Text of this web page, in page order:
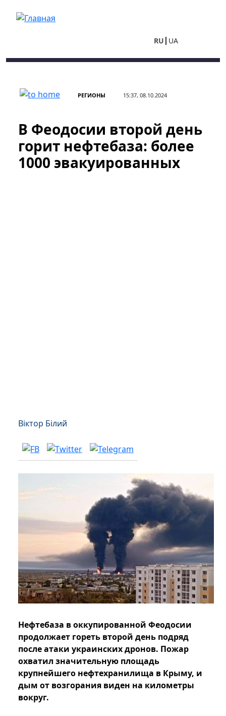
RU UA
РЕГИОНЫ 15:37, 08.10.2024
В Феодосии второй день
горит нефтебаза: более
1000 эвакуированных
Віктор Білий
Нефтебаза в оккупированной Феодосии
продолжает гореть второй день подряд
после атаки украинских дронов. Пожар
охватил значительную площадь
крупнейшего нефтехранилища в Крыму, и
дым от возгорания виден на километры
вокруг.